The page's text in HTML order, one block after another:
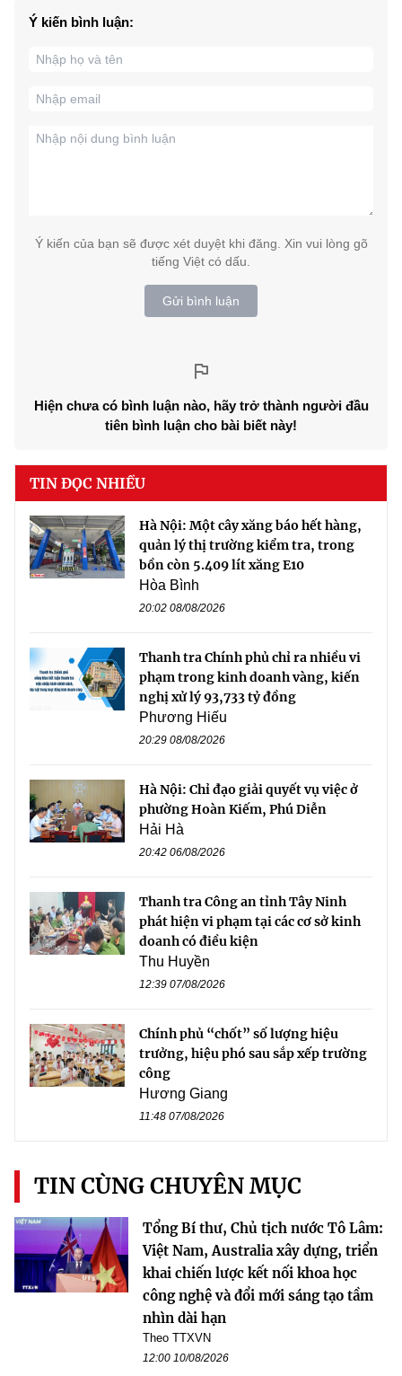
Ý kiến bình luận:
Ý kiến của bạn sẽ được xét duyệt khi đăng. Xin vui lòng gõ
tiếng Việt có dấu.
Gửi bình luận
Hiện chưa có bình luận nào, hãy trở thành người đầu
tiên bình luận cho bài biết này!
TIN ĐỌC NHIỀU
Hà Nội: Một cây xăng báo hết hàng,
quản lý thị trường kiểm tra, trong
bồn còn 5.409 lít xăng E10
Hòa Bình
20:02 08/08/2026
Thanh tra Chính phủ chỉ ra nhiều vi
phạm trong kinh doanh vàng, kiến
nghị xử lý 93,733 tỷ đồng
Phương Hiếu
20:29 08/08/2026
Hà Nội: Chỉ đạo giải quyết vụ việc ở
phường Hoàn Kiếm, Phú Diễn
Hải Hà
20:42 06/08/2026
Thanh tra Công an tỉnh Tây Ninh
phát hiện vi phạm tại các cơ sở kinh
doanh có điều kiện
Thu Huyền
12:39 07/08/2026
Chính phủ “chốt” số lượng hiệu
trưởng, hiệu phó sau sắp xếp trường
công
Hương Giang
11:48 07/08/2026
TIN CÙNG CHUYÊN MỤC
Tổng Bí thư, Chủ tịch nước Tô Lâm:
Việt Nam, Australia xây dựng, triển
khai chiến lược kết nối khoa học
công nghệ và đổi mới sáng tạo tầm
nhìn dài hạn
Theo TTXVN
12:00 10/08/2026